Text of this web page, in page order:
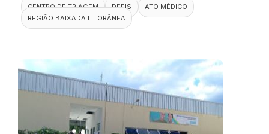
CENTRO DE TRIAGEM
DEFIS
ATO MÉDICO
REGIÃO BAIXADA LITORÂNEA